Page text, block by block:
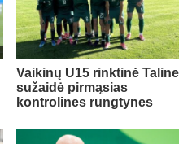
Vaikinų U15 rinktinė Taline
sužaidė pirmąsias
kontrolines rungtynes